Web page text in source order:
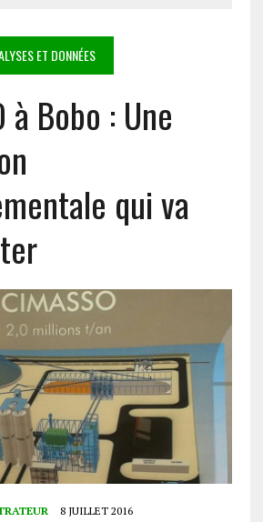
ET DONNÉES
à Bobo : Une
qui va
8 JUILLET 2016